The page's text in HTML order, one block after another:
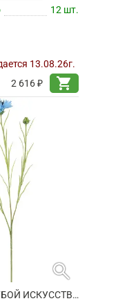
12 шт.
13.08.26г.
2 616 ₽
shopping_cart
search
ВАСИЛЕК ГОЛУБОЙ ИСКУССТВЕННЫЙ